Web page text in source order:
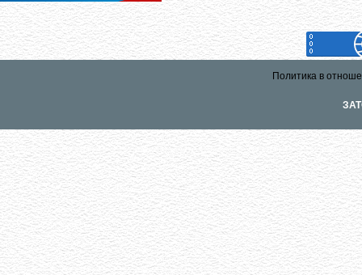
Политика в